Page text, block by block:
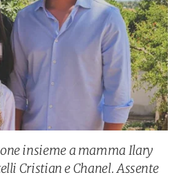
insieme a mamma Ilary
Cristian e Chanel. Assente